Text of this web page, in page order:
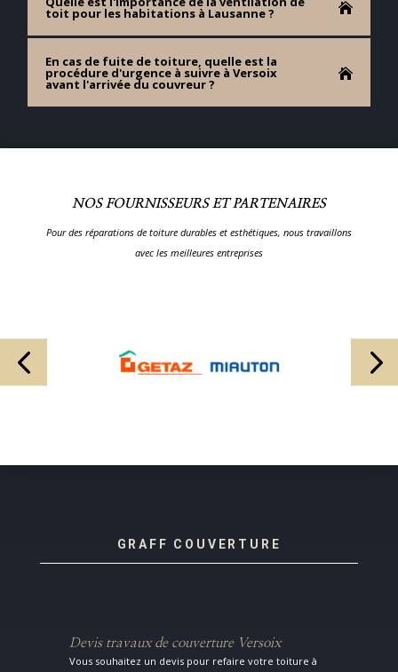
toit pour les habitations à Lausanne ?
En cas de fuite de toiture, quelle est la
procédure d'urgence à suivre à Versoix
avant l'arrivée du couvreur ?
NOS FOURNISSEURS ET PARTENAIRES
Pour des réparations de toiture durables et esthétiques, nous travaillons
avec les meilleures entreprises
GRAFF COUVERTURE
Devis travaux de couverture Versoix
Vous souhaitez un devis pour refaire votre toiture à